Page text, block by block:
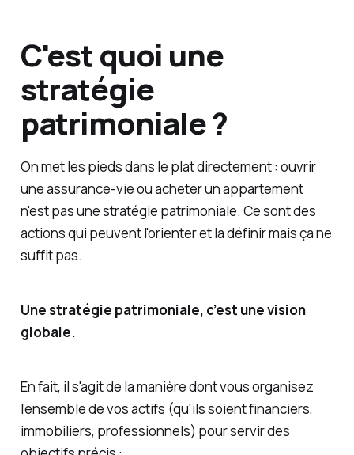
C'est quoi une
stratégie
patrimoniale ?
On met les pieds dans le plat directement : ouvrir
une assurance-vie ou acheter un appartement
n'est pas une stratégie patrimoniale. Ce sont des
actions qui peuvent l'orienter et la définir mais ça ne
suffit pas.
Une stratégie patrimoniale, c’est une vision
globale.
En fait, il s'agit de la manière dont vous organisez
l’ensemble de vos actifs (qu'ils soient financiers,
immobiliers, professionnels) pour servir des